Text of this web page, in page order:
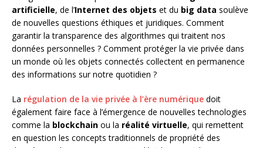
artificielle, de l’Internet des objets et du big data soulève
de nouvelles questions éthiques et juridiques. Comment
garantir la transparence des algorithmes qui traitent nos
données personnelles ? Comment protéger la vie privée dans
un monde où les objets connectés collectent en permanence
des informations sur notre quotidien ?
La régulation de la vie privée à l’ère numérique doit
également faire face à l’émergence de nouvelles technologies
comme la blockchain ou la réalité virtuelle, qui remettent
en question les concepts traditionnels de propriété des